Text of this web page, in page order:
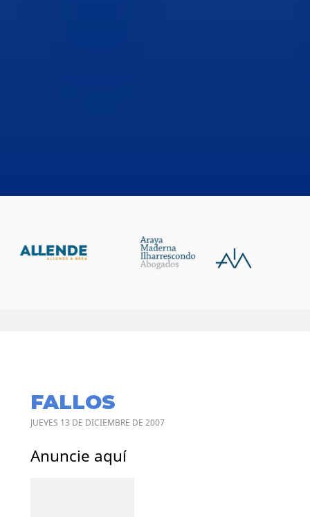
FALLOS
JUEVES 13 DE DICIEMBRE DE 2007
Anuncie aquí